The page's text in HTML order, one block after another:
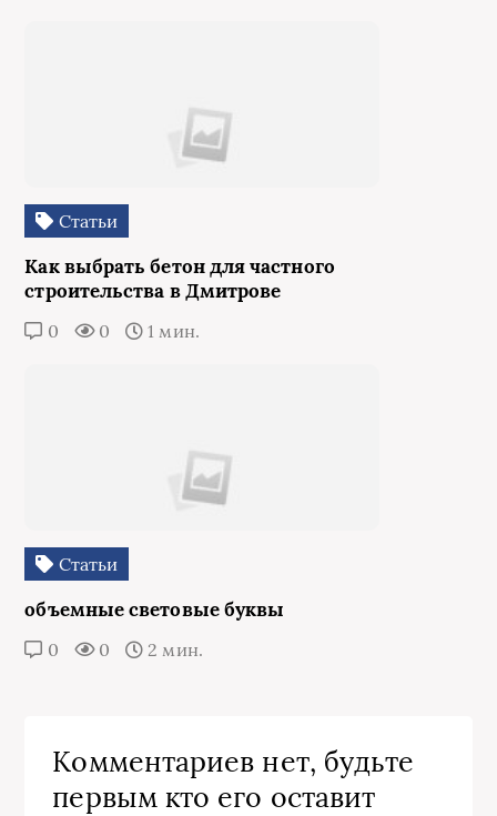
Статьи
Как выбрать бетон для частного
строительства в Дмитрове
0 0 1 мин.
Статьи
объемные световые буквы
0 0 2 мин.
Комментариев нет, будьте
первым кто его оставит